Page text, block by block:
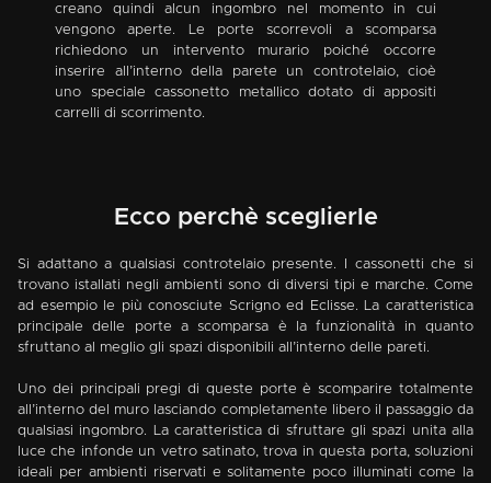
creano quindi alcun ingombro nel momento in cui
vengono aperte. Le porte scorrevoli a scomparsa
richiedono un intervento murario poiché occorre
inserire all’interno della parete un controtelaio, cioè
uno speciale cassonetto metallico dotato di appositi
carrelli di scorrimento.
Ecco perchè sceglierle
Si adattano a qualsiasi controtelaio presente. I cassonetti che si
trovano istallati negli ambienti sono di diversi tipi e marche. Come
ad esempio le più conosciute Scrigno ed Eclisse. La caratteristica
principale delle porte a scomparsa è la funzionalità in quanto
sfruttano al meglio gli spazi disponibili all’interno delle pareti.
Uno dei principali pregi di queste porte è scomparire totalmente
all’interno del muro lasciando completamente libero il passaggio da
qualsiasi ingombro. La caratteristica di sfruttare gli spazi unita alla
luce che infonde un vetro satinato, trova in questa porta, soluzioni
ideali per ambienti riservati e solitamente poco illuminati come la